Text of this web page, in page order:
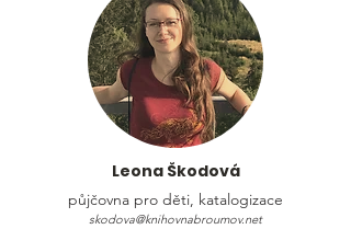
Leona Škodová
půjčovna pro děti, katalogizace
skodova@knihovnabroumov.net